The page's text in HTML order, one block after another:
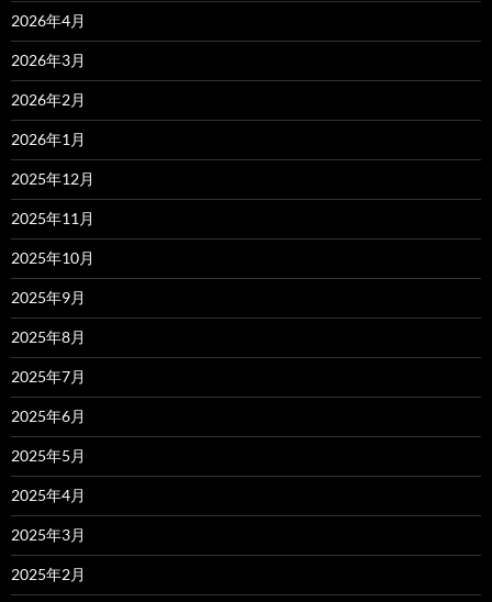
2026年4月
2026年3月
2026年2月
2026年1月
2025年12月
2025年11月
2025年10月
2025年9月
2025年8月
2025年7月
2025年6月
2025年5月
2025年4月
2025年3月
2025年2月